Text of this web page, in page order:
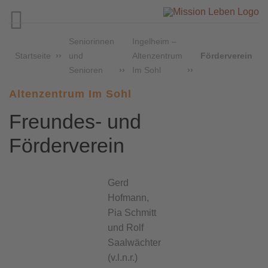

Startseite
Seniorinnen
und
Senioren
Ingelheim –
Altenzentrum
Im Sohl
Förderverein
Altenzentrum Im Sohl
Freundes- und
Förderverein
Gerd
Hofmann,
Pia Schmitt
und Rolf
Saalwächter
(v.l.n.r.)